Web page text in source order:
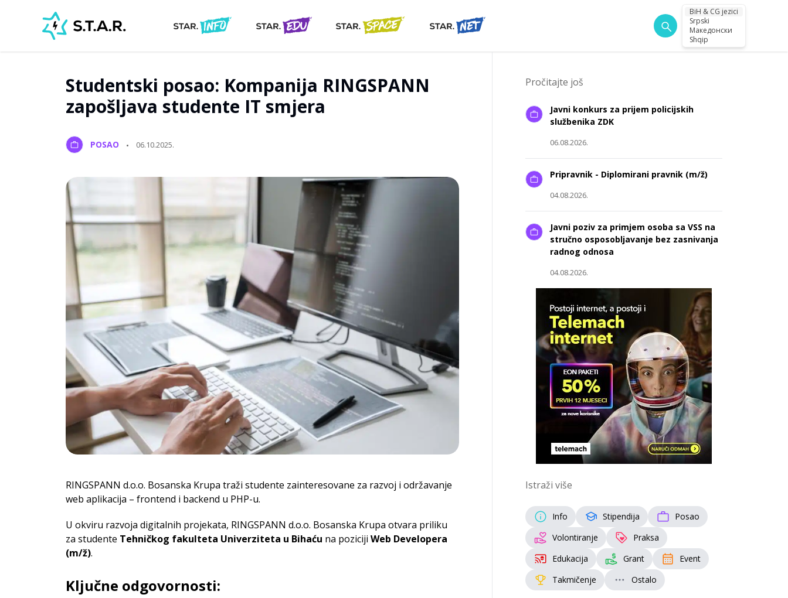
BiH & CG jezici
Srpski
Македонски
Shqip
Studentski posao: Kompanija RINGSPANN
zapošljava studente IT smjera
POSAO 06.10.2025.
RINGSPANN d.o.o. Bosanska Krupa traži studente zainteresovane za razvoj i održavanje
web aplikacija – frontend i backend u PHP-u.
U okviru razvoja digitalnih projekata, RINGSPANN d.o.o. Bosanska Krupa otvara priliku
za studente Tehničkog fakulteta Univerziteta u Bihaću na poziciji Web Developera
(m/ž).
Ključne odgovornosti:
Pročitajte još
Javni konkurs za prijem policijskih
službenika ZDK
06.08.2026.
Pripravnik - Diplomirani pravnik (m/ž)
04.08.2026.
Javni poziv za primjem osoba sa VSS na
stručno osposobljavanje bez zasnivanja
radnog odnosa
04.08.2026.
Istraži više
Info Stipendija
Posao
Volontiranje
Praksa
Edukacija
Grant
Event
Takmičenje
Ostalo